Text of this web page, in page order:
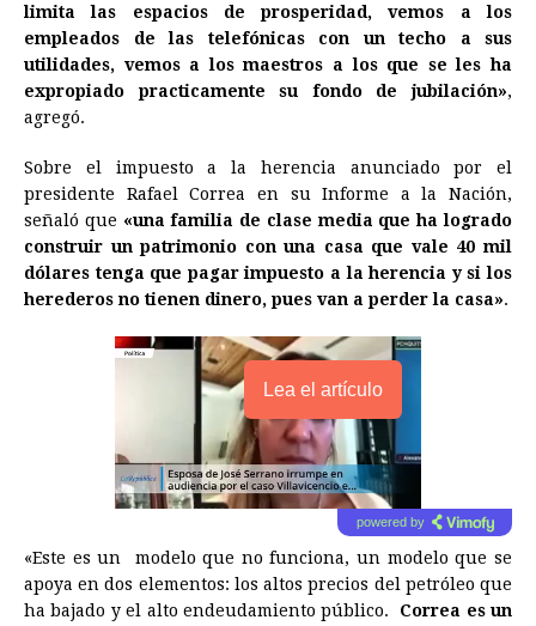
limita las espacios de prosperidad, vemos a los
empleados de las telefónicas con un techo a sus
utilidades, vemos a los maestros a los que se les ha
expropiado practicamente su fondo de jubilación»,
agregó.
Sobre el impuesto a la herencia anunciado por el
presidente Rafael Correa en su Informe a la Nación,
señaló que «una familia de clase media que ha logrado
construir un patrimonio con una casa que vale 40 mil
dólares tenga que pagar impuesto a la herencia y si los
herederos no tienen dinero, pues van a perder la casa».
Lea el artículo
powered by
«Este es un modelo que no funciona, un modelo que se
apoya en dos elementos: los altos precios del petróleo que
ha bajado y el alto endeudamiento público. Correa es un